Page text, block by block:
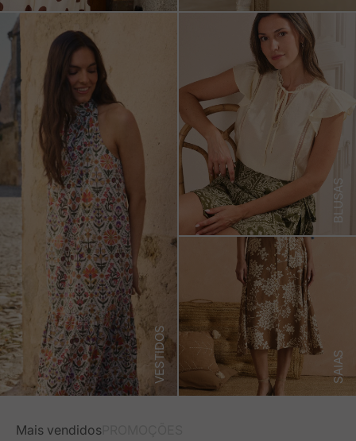
VESTIDOS
BLUSAS
SAIAS
Mais vendidos